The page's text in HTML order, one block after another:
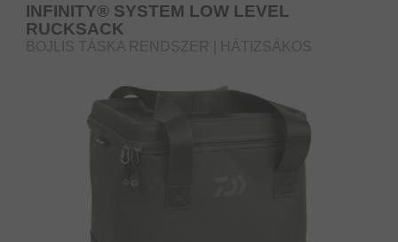
INFINITY® SYSTEM LOW LEVEL
RUCKSACK
BOJLIS TÁSKA RENDSZER | HÁTIZSÁKOS